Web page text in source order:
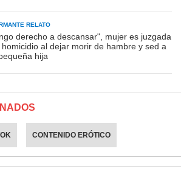
RELATO
derecho a descansar", mujer es juzgada
homicidio al dejar morir de hambre y sed a
hija
CONTENIDO ERÓTICO